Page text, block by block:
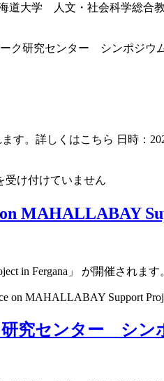
海道大学 人文・社会科学総
ク研究センター シンポジウ
す。詳しくはこちら 日時：
受け付けていません
MAHALLABAY
in Fergana」 が開催さ
on MAHALLABAY Support
研究センター シン